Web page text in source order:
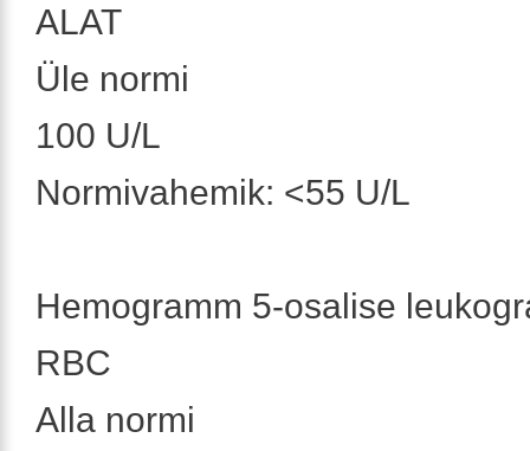
ALAT
Üle normi
100 U/L
Normivahemik: <55 U/L
Hemogramm 5-osalise
RBC
Alla normi